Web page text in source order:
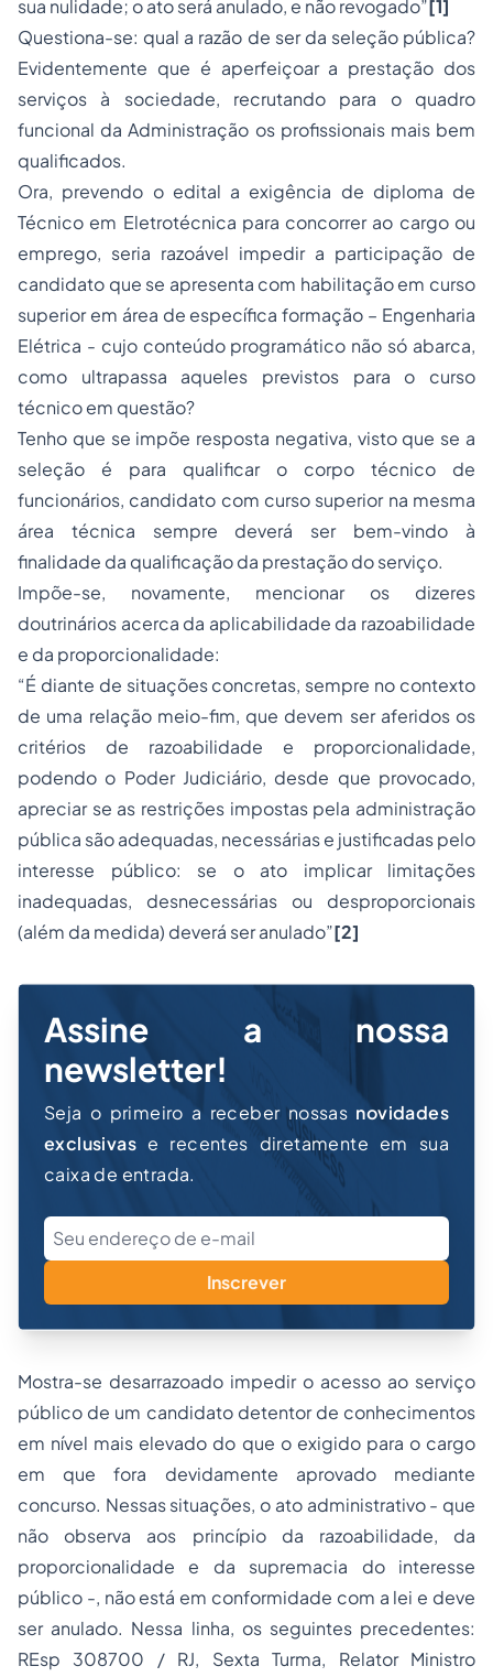
sua nulidade; o ato será anulado, e não revogado”[1]
Questiona-se: qual a razão de ser da seleção pública?
Evidentemente que é aperfeiçoar a prestação dos
serviços à sociedade, recrutando para o quadro
funcional da Administração os profissionais mais bem
qualificados.
Ora, prevendo o edital a exigência de diploma de
Técnico em Eletrotécnica para concorrer ao cargo ou
emprego, seria razoável impedir a participação de
candidato que se apresenta com habilitação em curso
superior em área de específica formação – Engenharia
Elétrica - cujo conteúdo programático não só abarca,
como ultrapassa aqueles previstos para o curso
técnico em questão?
Tenho que se impõe resposta negativa, visto que se a
seleção é para qualificar o corpo técnico de
funcionários, candidato com curso superior na mesma
área técnica sempre deverá ser bem-vindo à
finalidade da qualificação da prestação do serviço.
Impõe-se, novamente, mencionar os dizeres
doutrinários acerca da aplicabilidade da razoabilidade
e da proporcionalidade:
“É diante de situações concretas, sempre no contexto
de uma relação meio-fim, que devem ser aferidos os
critérios de razoabilidade e proporcionalidade,
podendo o Poder Judiciário, desde que provocado,
apreciar se as restrições impostas pela administração
pública são adequadas, necessárias e justificadas pelo
interesse público: se o ato implicar limitações
inadequadas, desnecessárias ou desproporcionais
(além da medida) deverá ser anulado”[2]
Assine a nossa
newsletter!
Seja o primeiro a receber nossas novidades
exclusivas e recentes diretamente em sua
caixa de entrada.
Inscrever
Mostra-se desarrazoado impedir o acesso ao serviço
público de um candidato detentor de conhecimentos
em nível mais elevado do que o exigido para o cargo
em que fora devidamente aprovado mediante
concurso. Nessas situações, o ato administrativo - que
não observa aos princípio da razoabilidade, da
proporcionalidade e da supremacia do interesse
público -, não está em conformidade com a lei e deve
ser anulado. Nessa linha, os seguintes precedentes:
REsp 308700 / RJ, Sexta Turma, Relator Ministro